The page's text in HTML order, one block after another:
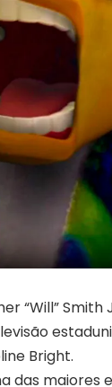
“Will”
Bright.
das